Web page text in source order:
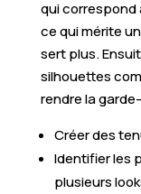
qui correspond
ce qui mérite
sert plus.
silhouettes
rendre la
Créer des
Identifier les
plusieurs